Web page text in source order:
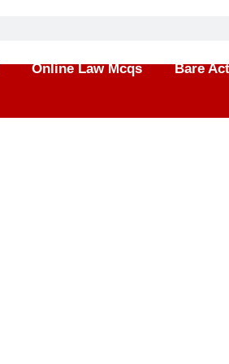
Online Law Mcqs Bare